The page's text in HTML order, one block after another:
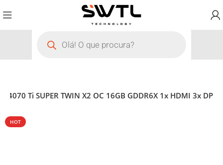
4070 Ti SUPER TWIN X2 OC 16GB GDDR6X 1x HDMI 3x DP
HOT